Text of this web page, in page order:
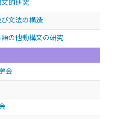
的研究
文法の構造
の他動構文の研究
会